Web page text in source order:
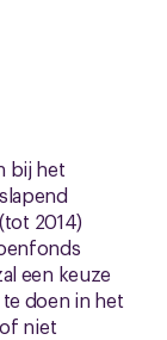
bij het
2014)
een keuze
doen in het
niet